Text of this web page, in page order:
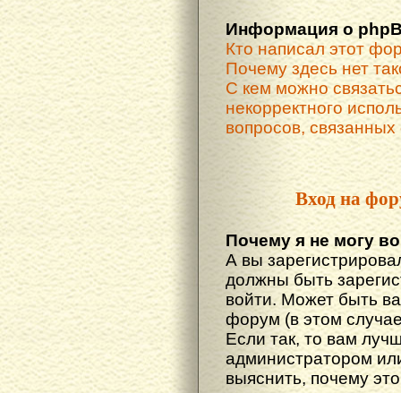
Информация о
Кто написал этот
Почему здесь нет
С кем можно
некорректного
вопросов,
Вход на
Почему я не могу
А вы
должны быть
войти. Может быть
форум (в этом
Если так, то вам
администратором
выяснить, почему